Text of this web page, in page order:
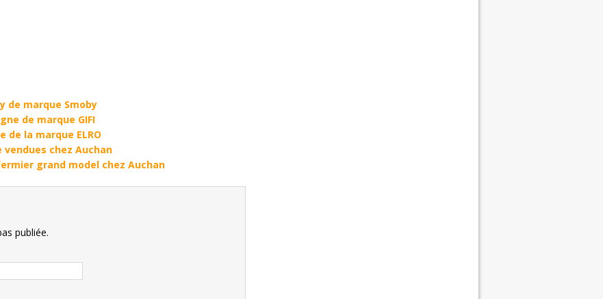
de marque Smoby
de marque GIFI
de la marque ELRO
chez Auchan
grand model chez Auchan
publiée.